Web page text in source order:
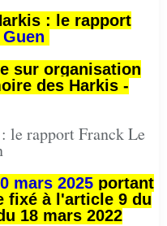
: le rapport
sur organisation
des Harkis -
le rapport Franck Le
mars 2025portant
fixé à l'article 9 du
18 mars 2022